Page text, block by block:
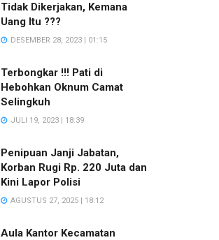
Tidak Dikerjakan, Kemana
Uang Itu ???
DESEMBER 28, 2023 | 01:15
Terbongkar !!! Pati di
Hebohkan Oknum Camat
Selingkuh
JULI 19, 2023 | 18:39
Penipuan Janji Jabatan,
Korban Rugi Rp. 220 Juta dan
Kini Lapor Polisi
AGUSTUS 27, 2025 | 18:12
Aula Kantor Kecamatan